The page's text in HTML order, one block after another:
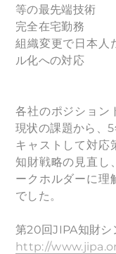
等の最先端技術
完全在宅勤務
組織変更で日本人
ル化への対応
各社のポジション
現状の課題から、
キャストして対応
知財戦略の見直し
ークホルダーに理
でした。
第20回JIPA知財シ
http://